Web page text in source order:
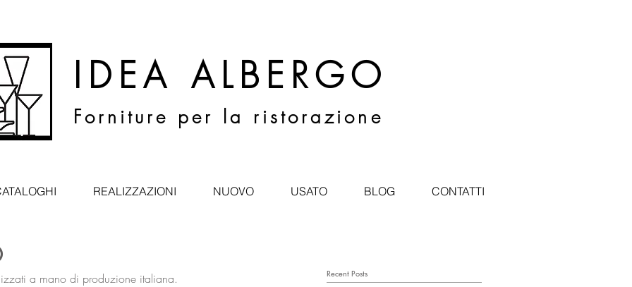
IDEA ALBERGO
Forniture per la ristorazione
REALIZZAZIONI NUOVO USATO BLOG CONTATTI
a mano di produzione italiana.
Recent Posts